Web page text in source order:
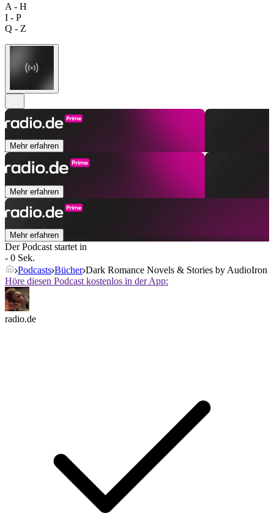
A - H
I - P
Q - Z
Mehr erfahren
Mehr erfahren
Mehr erfahren
Der Podcast startet in
- 0 Sek.
Podcasts Bücher Dark Romance Novels & Stories by AudioIron
Höre diesen Podcast kostenlos in der App:
radio.de